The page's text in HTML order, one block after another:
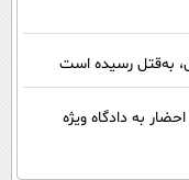
به‌قتل رسیده است
به دادگاه ویژه